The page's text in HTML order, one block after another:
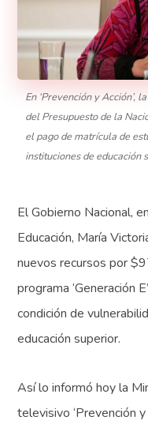
En ‘Prevención y Acción’,
del Presupuesto de la
el pago de matrícula de
instituciones de educación
El Gobierno Nacional,
Educación, María
nuevos recursos por
programa ‘Generación
condición de
educación superior.
Así lo informó hoy la
televisivo ‘Prevención